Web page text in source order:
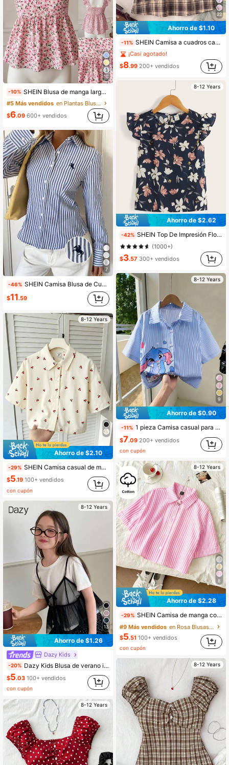
10
-10% SHEIN Blusa de manga larga con cuello alto, volantes y estampado de lunares elegante y casual para niña preadolescente
#5 Más vendidos
en Plantas Blusas para niñas preadolescentes
$6.09 600+ vendidos
7
-46% SHEIN Camisa Blusa de Cuello Ajustada para Niña Preadolescente, Moda Casual Diaria Escolar, Rayas Azules y Blancas con Bordado de Caballo, Vuelta a la Escuela, Otoño
$11.59
8-12 Years
Ahorro de $2.10
-29% SHEIN Camisa casual de moda diaria para niña preadolescente, a rayas amarillas y blancas, holgada, de manga corta
$5.19 100+ vendidos
con cupón
8-12 Years
13
Ahorro de $1.26
Dazy Kids
-20% Dazy Kids Blusa de verano informal para niñas preadolescentes con decoración de lazo, volantes y tela de malla transparente
$5.03 100+ vendidos
con cupón
8-12 Years
22
Ahorro de $1.10
-11% SHEIN Camisa a cuadros casual minimalista y cómoda con lazo en la espalda para niña preadolescente
¡Casi agotado!
$8.99 200+ vendidos
8-12 Years
Ahorro de $2.62
-42% SHEIN Top De Impresión Floral Para Niñas Preadolescentes Con Volantes En La Sisa
(1000+)
$3.57 300+ vendidos
8-12 Years
9
Ahorro de $0.90
-11% 1 pieza Camisa casual para niñas, parte superior de manga corta con estampado digital de rayas azules, camisa con cuello, adecuada para vacaciones de verano, uso casual, se puede combinar con shorts o pantalones
$7.09 200+ vendidos
con cupón
8-12 Years
8
Ahorro de $2.28
-29% SHEIN Camisa de manga corta holgada con rayas amarillas y negras, estilo casual diario para niña preadolescente
#9 Más vendidos
en Rosa Blusas para niñas preadolescentes
$5.51 100+ vendidos
con cupón
8-12 Years